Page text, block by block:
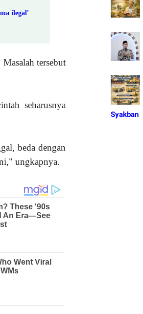
ilegal'
tersebut
seharusnya
beda dengan
ungkapnya.
Syakban